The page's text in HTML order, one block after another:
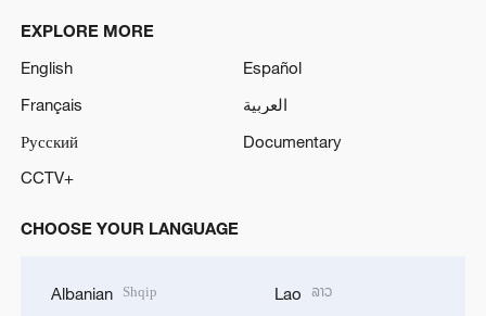
EXPLORE MORE
English
Español
Français
العربية
Русский
Documentary
CCTV+
CHOOSE YOUR LANGUAGE
Albanian Shqip Lao ລາວ